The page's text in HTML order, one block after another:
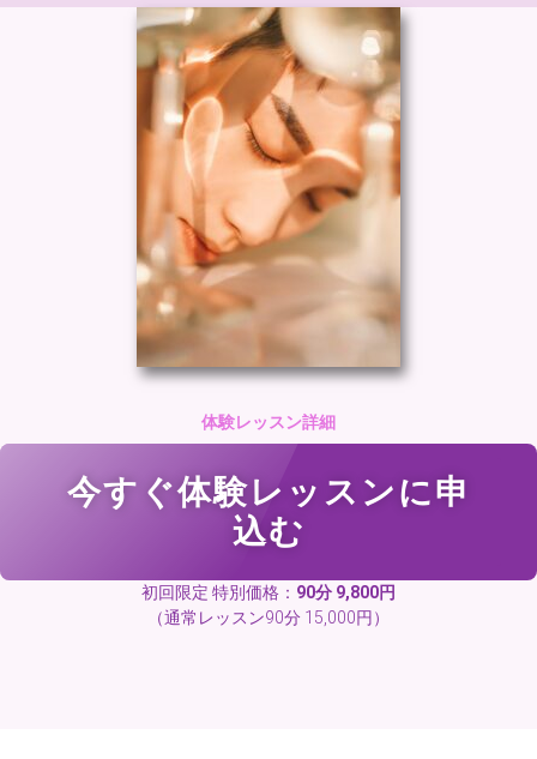
体験レッスン詳細
今すぐ体験レッスンに申
込む
初回限定 特別価格： 90分 9,800円
（通常レッスン90分 15,000円）